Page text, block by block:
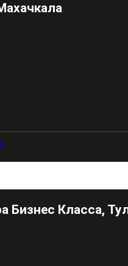
Бизнес Класса,